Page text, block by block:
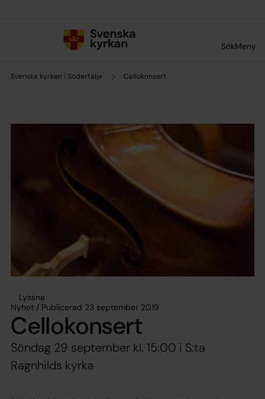
SökMeny
Svenska kyrkan i Södertälje Cellokonsert
Lyssna
Nyhet / Publicerad 23 september 2019
Cellokonsert
Söndag 29 september kl. 15:00 i S:ta
Ragnhilds kyrka